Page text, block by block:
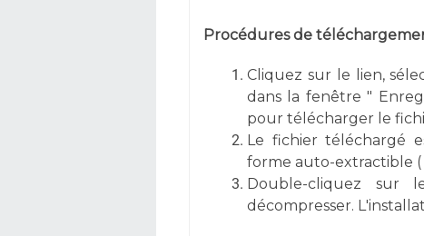
Procédures de
Cliquez sur le lien,
dans la fenêtre "
pour télécharger le
Le fichier téléchargé
forme auto-extractible (
Double-cliquez
décompresser.